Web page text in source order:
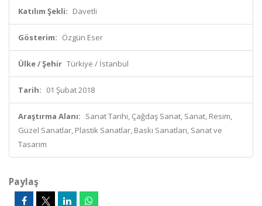
Katılım Şekli: Davetli
Gösterim: Özgün Eser
Ülke / Şehir Türkiye / İstanbul
Tarih: 01 Şubat 2018
Araştırma Alanı: Sanat Tarihi, Çağdaş Sanat, Sanat, Resim,
Güzel Sanatlar, Plastik Sanatlar, Baskı Sanatları, Sanat ve
Tasarım
Paylaş